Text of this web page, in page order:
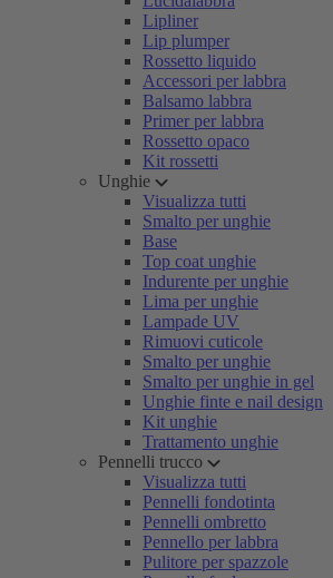
Lipliner
Lip plumper
Rossetto liquido
Accessori per labbra
Balsamo labbra
Primer per labbra
Rossetto opaco
Kit rossetti
Unghie
Visualizza tutti
Smalto per unghie
Base
Top coat unghie
Indurente per unghie
Lima per unghie
Lampade UV
Rimuovi cuticole
Smalto per unghie
Smalto per unghie in gel
Unghie finte e nail design
Kit unghie
Trattamento unghie
Pennelli trucco
Visualizza tutti
Pennelli fondotinta
Pennelli ombretto
Pennello per labbra
Pulitore per spazzole